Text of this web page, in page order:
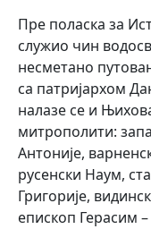
Пре поласка за
служио чин
несметано
са патријархом
налазе се и
митрополити:
Антоније,
русенски Наум,
Григорије,
епископ Герасим